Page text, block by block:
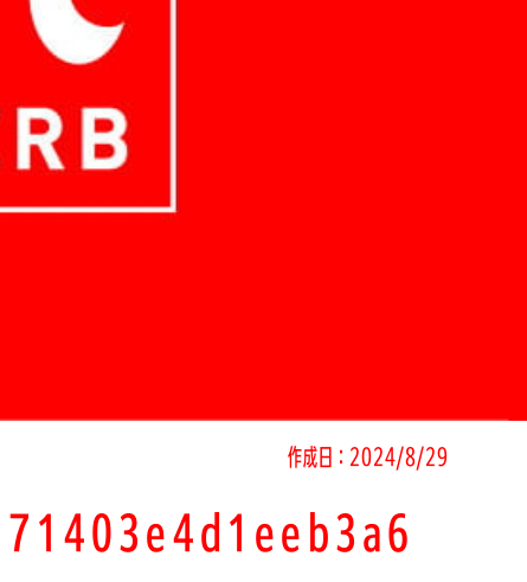
作成日：2024/8/29